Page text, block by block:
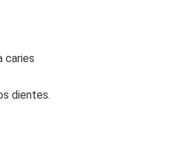
caries
dientes.